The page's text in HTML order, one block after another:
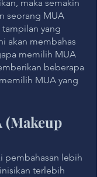
maka semakin
seorang MUA
yang
akan membahas
memilih MUA
beberapa
MUA yang
(Makeup
pembahasan lebih
terlebih